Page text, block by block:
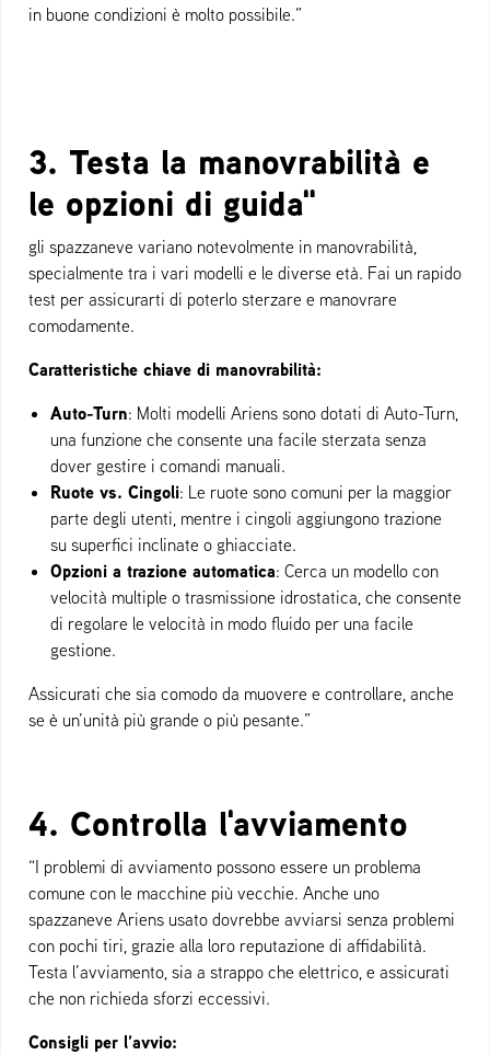
in buone condizioni è molto possibile.”
3. Testa la manovrabilità e
le opzioni di guida"
gli spazzaneve variano notevolmente in manovrabilità,
specialmente tra i vari modelli e le diverse età. Fai un rapido
test per assicurarti di poterlo sterzare e manovrare
comodamente.
Caratteristiche chiave di manovrabilità:
Auto-Turn: Molti modelli Ariens sono dotati di Auto-Turn,
una funzione che consente una facile sterzata senza
dover gestire i comandi manuali.
Ruote vs. Cingoli: Le ruote sono comuni per la maggior
parte degli utenti, mentre i cingoli aggiungono trazione
su superfici inclinate o ghiacciate.
Opzioni a trazione automatica: Cerca un modello con
velocità multiple o trasmissione idrostatica, che consente
di regolare le velocità in modo fluido per una facile
gestione.
Assicurati che sia comodo da muovere e controllare, anche
se è un’unità più grande o più pesante.”
4. Controlla l'avviamento
“I problemi di avviamento possono essere un problema
comune con le macchine più vecchie. Anche uno
spazzaneve Ariens usato dovrebbe avviarsi senza problemi
con pochi tiri, grazie alla loro reputazione di affidabilità.
Testa l’avviamento, sia a strappo che elettrico, e assicurati
che non richieda sforzi eccessivi.
Consigli per l’avvio: